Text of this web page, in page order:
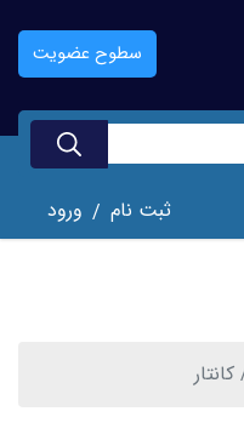
سطوح عضویت
ثبت نام / ورود
کانتار